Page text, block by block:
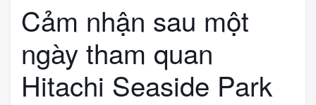
Cảm nhận sau một
ngày tham quan
Hitachi Seaside Park